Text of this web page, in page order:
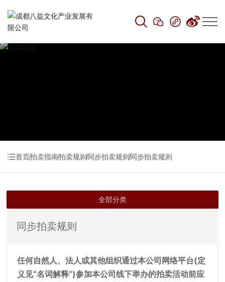
拍卖指南
首页拍卖指南拍卖规则同步拍卖规则同步拍卖规则
全部分类
同步拍卖规则
任何自然人、法人或其他组织通过本公司网络平台(定
义见“名词解释”)参加本公司线下举办的拍卖活动前应